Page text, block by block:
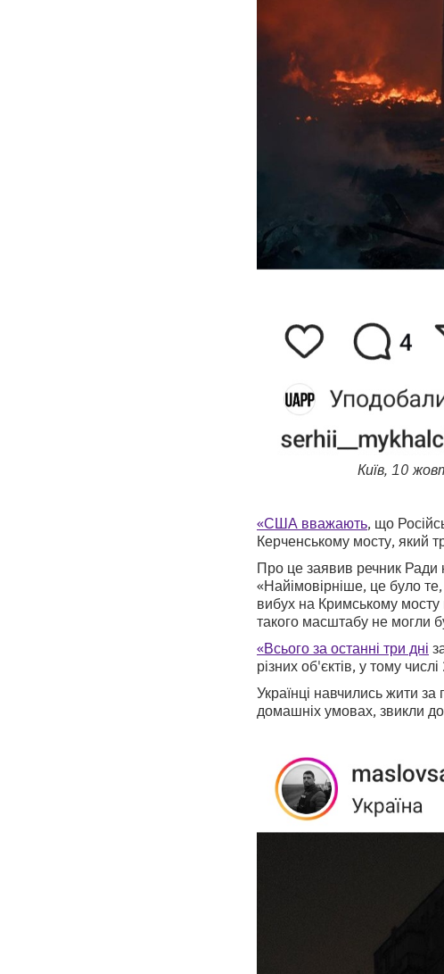
Київ, 10
«США вважають, що
Керченському мосту, який
Про це заявив речник Ради
«Найімовірніше, це було
вибух на Кримському мосту
такого масштабу не могли
«Всього за останні три дні
різних об'єктів, у тому
Українці навчились жити
домашніх умовах, звикли